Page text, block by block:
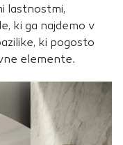
lastnostmi,
ki ga najdemo v
ki pogosto
elemente.